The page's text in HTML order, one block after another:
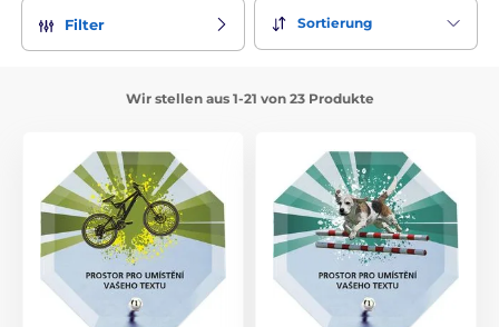
Filter Sortierung
Wir stellen aus 1-21 von 23 Produkte